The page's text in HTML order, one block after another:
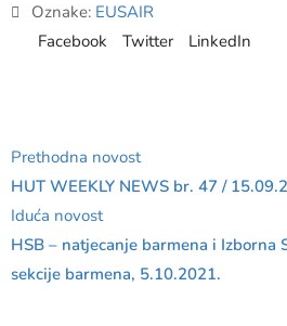
Oznake: EUSAIR
Facebook
Twitter LinkedIn
Prethodna novost
HUT WEEKLY NEWS br. 47 /
Iduća novost
HSB – natjecanje barmena i Izborna
sekcije barmena, 5.10.2021.